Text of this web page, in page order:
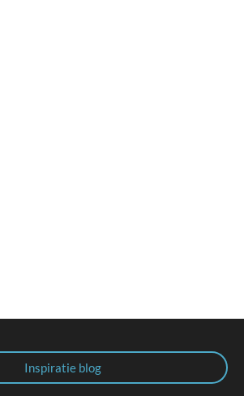
Inspiratie blog